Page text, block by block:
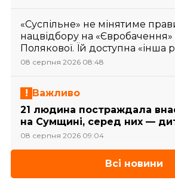
«Суспільне» не мінятиме
нацвідбору на «Євробачення»
Полякової. Їй доступна «інша
08 серпня 2026 08:48
Важливо
21 людина постраждала
на Сумщині, серед них —
08 серпня 2026 09:04
Всі новини